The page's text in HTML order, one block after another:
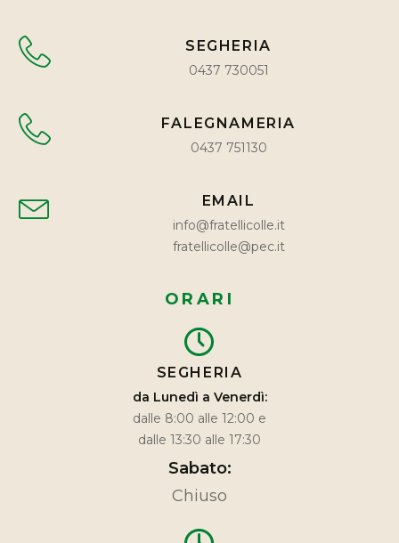
SEGHERIA
0437 730051
FALEGNAMERIA
0437 751130
EMAIL
info@fratellicolle.it
fratellicolle@pec.it
ORARI
SEGHERIA
da Lunedì a Venerdì:
dalle 8:00 alle 12:00 e
dalle 13:30 alle 17:30
Sabato:
Chiuso